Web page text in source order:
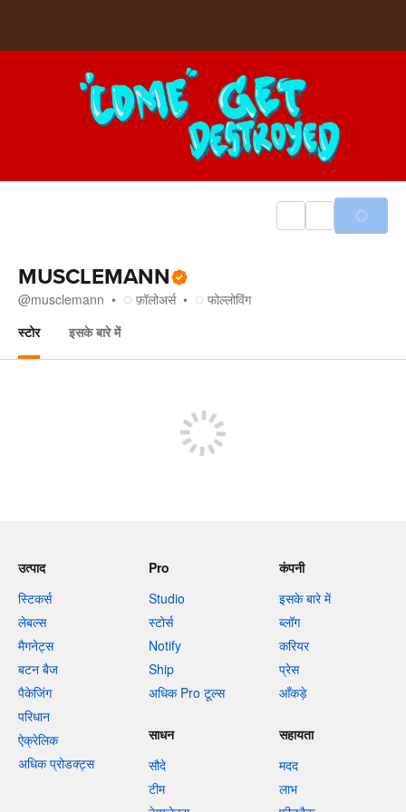
MUSCLEMANN
@musclemann फ़ॉलोअर्स
फोल्लोविंग
स्टोर
इसके बारे में
उत्पाद
स्टिकर्स
लेबल्स
मैगनेट्स
बटन बैज
पैकेजिंग
परिधान
ऐक्रेलिक
अधिक प्रोडक्ट्स
Pro
Studio
स्टोर्स
Notify
Ship
अधिक Pro टूल्स
कंपनी
इसके बारे में
ब्लॉग
करियर
प्रेस
आँकड़े
साधन
सौदे
टीम
सहायता
मदद
लाभ